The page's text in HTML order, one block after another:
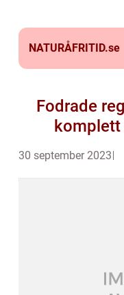
NATURÅFRITID.se
Fodrade
30 september 2023